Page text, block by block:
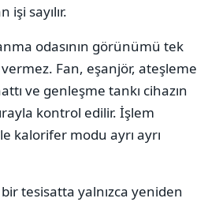
sayılır.
odasının görünümü tek
Fan, eşanjör, ateşleme
ve genleşme tankı cihazın
kontrol edilir. İşlem
kalorifer modu ayrı ayrı
tesisatta yalnızca yeniden